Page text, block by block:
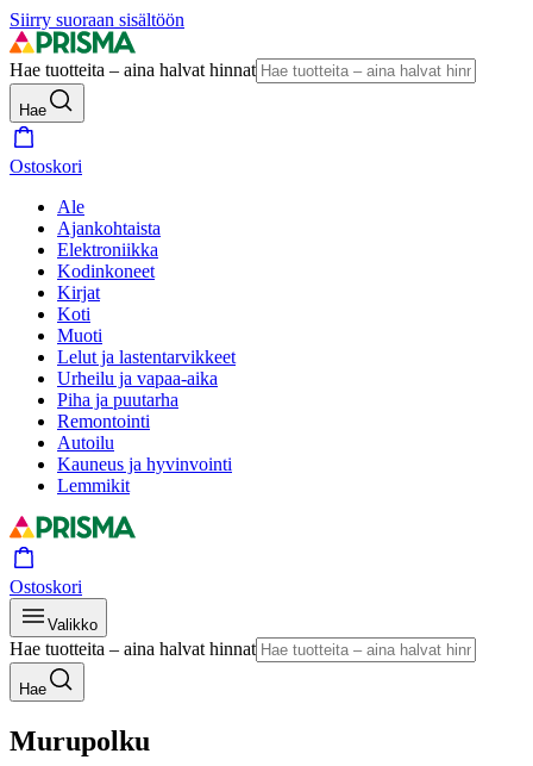
Siirry suoraan sisältöön
Hae tuotteita – aina halvat hinnat
Hae
Ostoskori
Ale
Ajankohtaista
Elektroniikka
Kodinkoneet
Kirjat
Koti
Muoti
Lelut ja lastentarvikkeet
Urheilu ja vapaa-aika
Piha ja puutarha
Remontointi
Autoilu
Kauneus ja hyvinvointi
Lemmikit
Ostoskori
Valikko
Hae tuotteita – aina halvat hinnat
Hae
Murupolku